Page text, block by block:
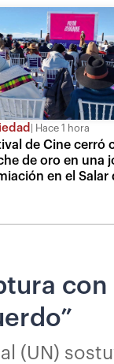
Hace 1 hora
de Cine cerró
de oro en una
en el Salar
(UN)